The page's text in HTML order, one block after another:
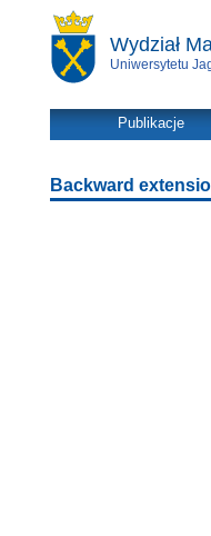
Wydział
Uniwersytetu
Publikacje
Backward